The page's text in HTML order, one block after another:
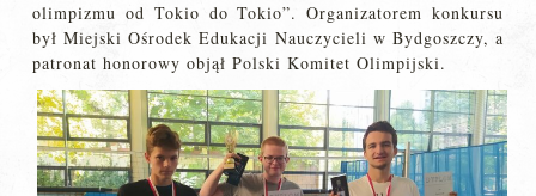
olimpizmu od Tokio do Tokio”. Organizatorem konkursu
był Miejski Ośrodek Edukacji Nauczycieli w Bydgoszczy, a
patronat honorowy objął Polski Komitet Olimpijski.